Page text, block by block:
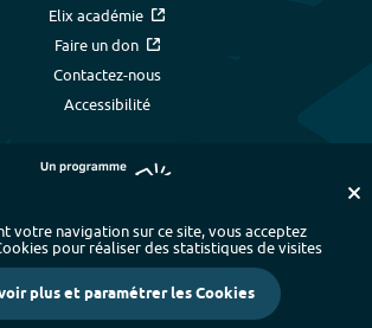
Elix académie
Faire un don
Contactez-nous
Accessibilité
du site - Index alphabétique
-
données personnelles
- Paramétrer les cookies
Crédits
votre navigation sur ce site, vous acceptez
pour réaliser des statistiques de visites
plus et paramétrer les Cookies